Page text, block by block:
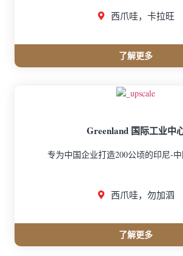
西爪哇，卡拉旺
了解更多
Greenland 国际工业中
专为中国企业打造200公顷的印尼-
西爪哇，勿加泗
了解更多